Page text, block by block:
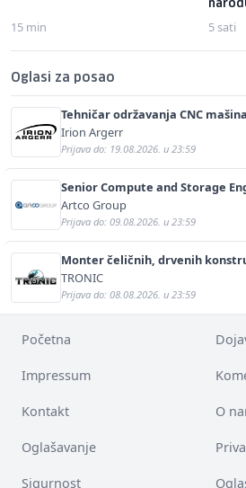
15 min 5 sati
Oglasi za posao
Tehničar održavanja CNC
Irion Argerr
Prijava do: 19.08.2026. u 23:59
Senior Compute and Storage
Artco Group
Prijava do: 09.08.2026. u 23:59
Monter čeličnih, drvenih
panela (m/ž)
TRONIC
Prijava do: 08.08.2026. u 23:59
Početna
Impressum
Kontakt O
Oglašavanje
Sigurnost